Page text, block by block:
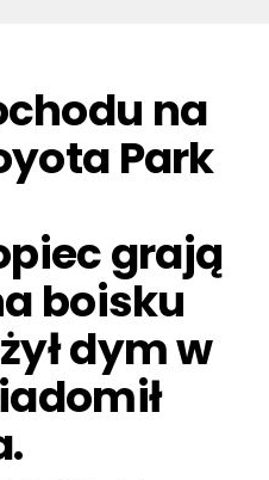
na
Park
grają
boisku
dym w